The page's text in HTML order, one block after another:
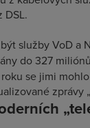
DSL.
služby VoD a
do 327
se jimi
zprávy „